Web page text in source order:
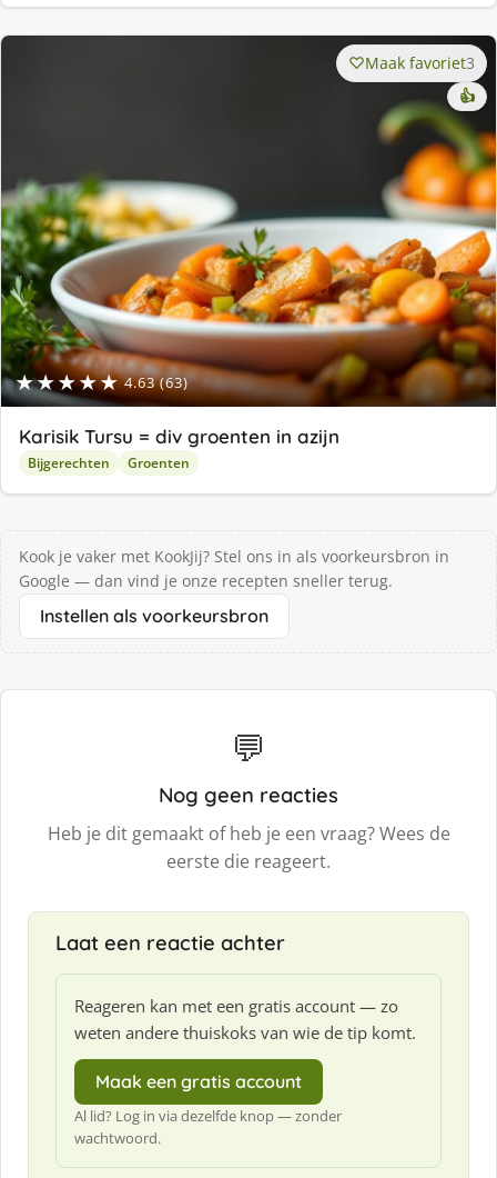
★★★★★ 4.63 (63)
Maak favoriet3
👍
Karisik Tursu = div groenten in azijn
Bijgerechten Groenten
Kook je vaker met KookJij? Stel ons in als voorkeursbron in
Google — dan vind je onze recepten sneller terug.
Instellen als voorkeursbron
💬
Nog geen reacties
Heb je dit gemaakt of heb je een vraag? Wees de
eerste die reageert.
Laat een reactie achter
Reageren kan met een gratis account — zo
weten andere thuiskoks van wie de tip komt.
Maak een gratis account
Al lid? Log in via dezelfde knop — zonder
wachtwoord.